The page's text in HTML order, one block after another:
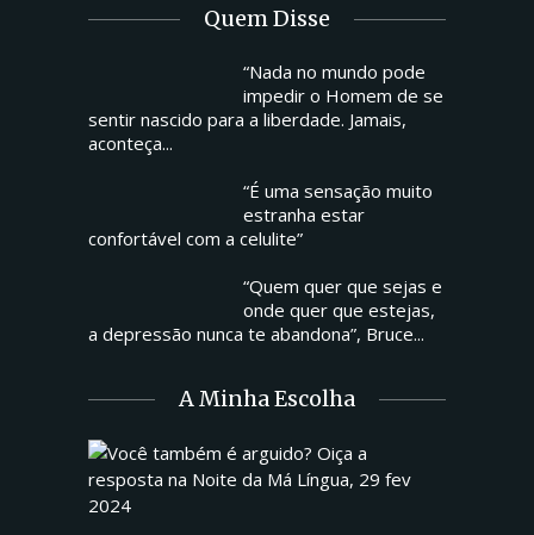
Quem Disse
“Nada no mundo pode
impedir o Homem de se
sentir nascido para a liberdade. Jamais,
aconteça...
“É uma sensação muito
estranha estar
confortável com a celulite”
“Quem quer que sejas e
onde quer que estejas,
a depressão nunca te abandona”, Bruce...
A Minha Escolha